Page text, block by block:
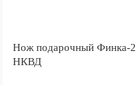
Нож подарочный Финка-2
НКВД